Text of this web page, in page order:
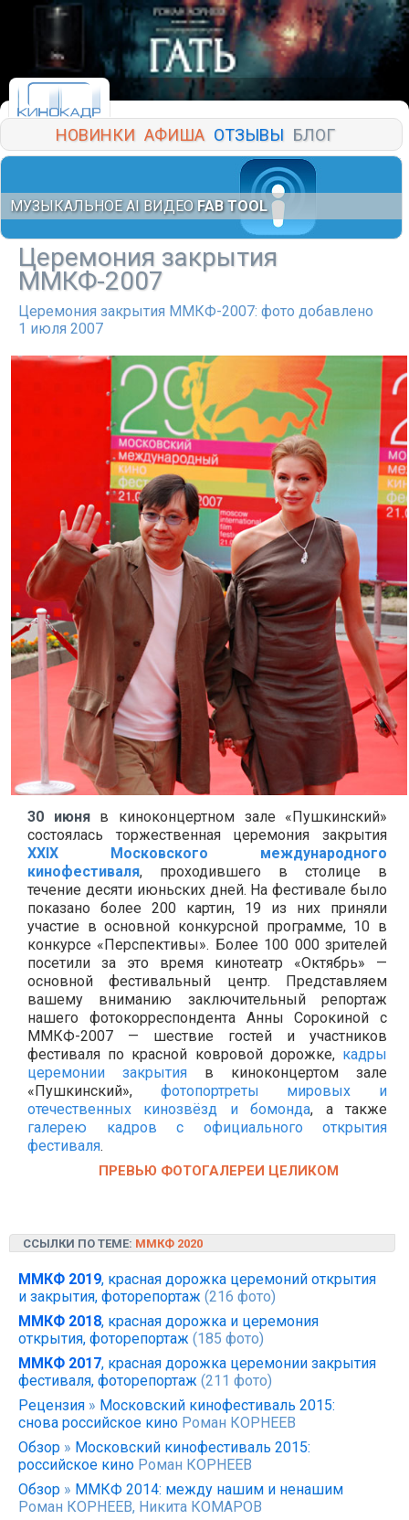
НОВИНКИ АФИША ОТЗЫВЫ БЛОГ
МУЗЫКАЛЬНОЕ AI ВИДЕО FAB TOOL
Церемония закрытия
ММКФ-2007
Церемония закрытия ММКФ-2007: фото добавлено
1 июля 2007
30 июняв киноконцертном зале «Пушкинский»
состоялась торжественная церемония закрытия
XXIX Московского международного
кинофестиваля, проходившего в столице в
течение десяти июньских дней. На фестивале было
показано более 200 картин, 19 из них приняли
участие в основной конкурсной программе, 10 в
конкурсе «Перспективы». Более 100 000 зрителей
посетили за это время кинотеатр «Октябрь» —
основной фестивальный центр. Представляем
вашему вниманию заключительный репортаж
нашего фотокорреспондента Анны Сорокиной с
ММКФ-2007 — шествие гостей и участников
фестиваля по красной ковровой дорожке, кадры
церемонии закрытия в киноконцертом зале
«Пушкинский», фотопортреты мировых и
отечественных кинозвёзд и бомонда, а также
галерею кадров с официального открытия
фестиваля.
ПРЕВЬЮ ФОТОГАЛЕРЕИ ЦЕЛИКОМ
ССЫЛКИ ПО ТЕМЕ: ММКФ 2020
ММКФ 2019, красная дорожка церемоний открытия
и закрытия, фоторепортаж (216 фото)
ММКФ 2018, красная дорожка и церемония
открытия, фоторепортаж (185 фото)
ММКФ 2017, красная дорожка церемонии закрытия
фестиваля, фоторепортаж (211 фото)
Рецензия » Московский кинофестиваль 2015:
снова российское кино Роман КОРНЕЕВ
Обзор » Московский кинофестиваль 2015:
российское кино Роман КОРНЕЕВ
Обзор » ММКФ 2014: между нашим и ненашим
Роман КОРНЕЕВ, Никита КОМАРОВ